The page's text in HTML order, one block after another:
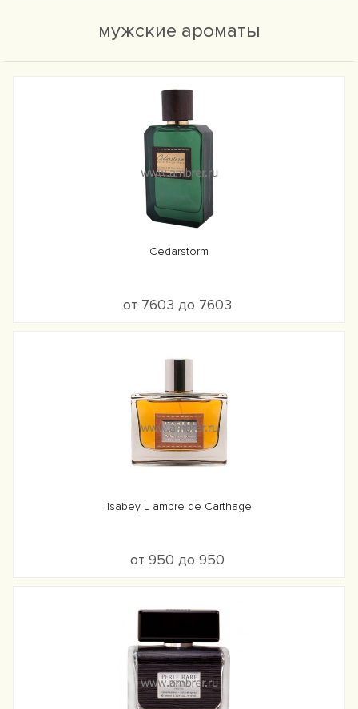
мужские ароматы
Cedarstorm
от 7603 до 7603
Isabey L ambre de Carthage
от 950 до 950